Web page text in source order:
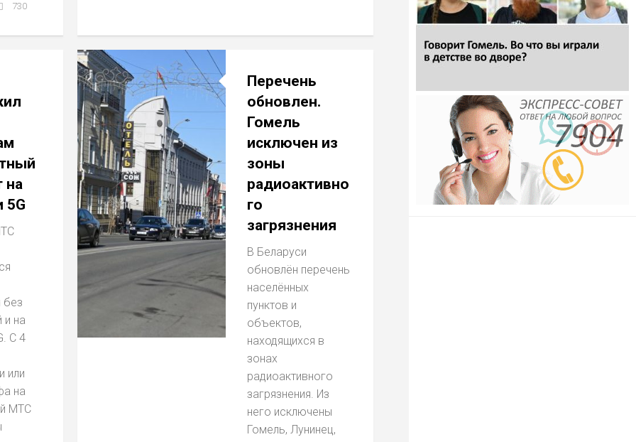
730
на
5G
без
и на
С 4
или
на
МТС
Перечень
обновлен.
Гомель
исключен из
зоны
радиоактивно
го
загрязнения
В Беларуси
обновлён перечень
населённых
пунктов и
объектов,
находящихся в
зонах
радиоактивного
загрязнения. Из
него исключены
Гомель, Лунинец,